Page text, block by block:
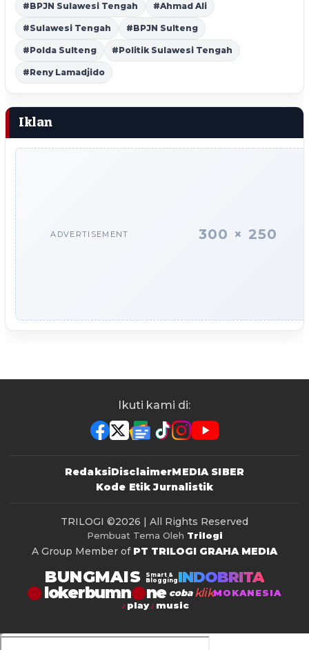
#BPJN Sulawesi Tengah #Ahmad Ali
#Sulawesi Tengah #BPJN Sulteng
#Polda Sulteng #Politik Sulawesi Tengah
#Reny Lamadjido
Iklan
ADVERTISEMENT 300 × 250
Ikuti kami di:
RedaksiDisclaimerMEDIA SIBER
Kode Etik Jurnalistik
TRILOGI ©2026 | All Rights Reserved
Pembuat Tema Oleh Trilogi
A Group Member of PT TRILOGI GRAHA MEDIA
BUNGMAIS
Smart &
Blogging INDOBRITA
lokerbumn coba klikMOKANESIA
play
music